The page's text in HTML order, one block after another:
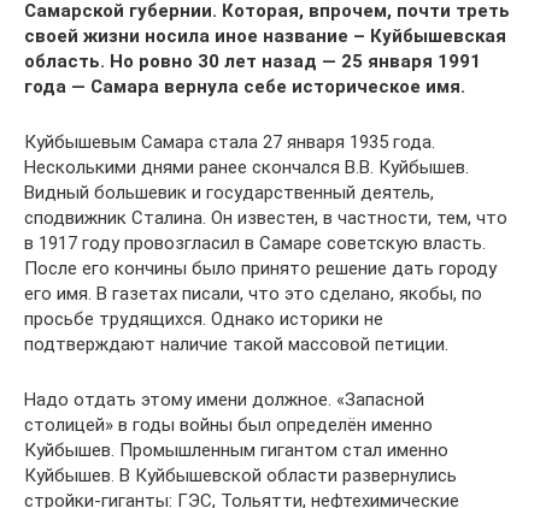
Самарской губернии. Которая, впрочем, почти треть
своей жизни носила иное название – Куйбышевская
область. Но ровно 30 лет назад — 25 января 1991
года — Самара вернула себе историческое имя.
Куйбышевым Самара стала 27 января 1935 года.
Несколькими днями ранее скончался В.В. Куйбышев.
Видный большевик и государственный деятель,
сподвижник Сталина. Он известен, в частности, тем, что
в 1917 году провозгласил в Самаре советскую власть.
После его кончины было принято решение дать городу
его имя. В газетах писали, что это сделано, якобы, по
просьбе трудящихся. Однако историки не
подтверждают наличие такой массовой петиции.
Надо отдать этому имени должное. «Запасной
столицей» в годы войны был определён именно
Куйбышев. Промышленным гигантом стал именно
Куйбышев. В Куйбышевской области развернулись
стройки-гиганты: ГЭС, Тольятти, нефтехимические